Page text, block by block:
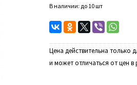
В наличии: до 10 шт
Цена действительна только
и может отличаться от цен в